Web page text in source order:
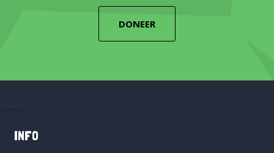
DONEER
INFO